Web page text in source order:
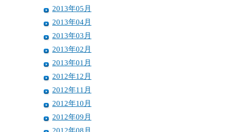
2013年05月
2013年04月
2013年03月
2013年02月
2013年01月
2012年12月
2012年11月
2012年10月
2012年09月
2012年08月